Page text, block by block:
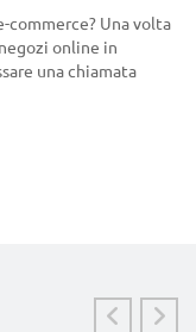
Una volta
online in
una chiamata